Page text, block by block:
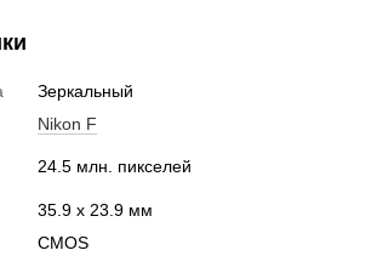
Зеркальный
Nikon F
24.5 млн. пикселей
35.9 x 23.9 мм
CMOS